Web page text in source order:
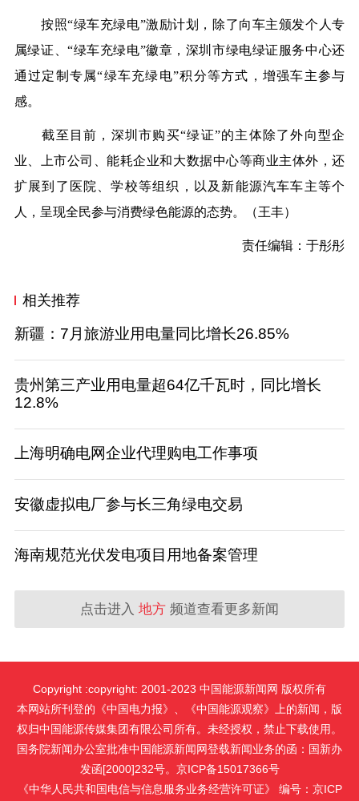
按照“绿车充绿电”激励计划，除了向车主颁发个人专
属绿证、“绿车充绿电”徽章，深圳市绿电绿证服务中心还
通过定制专属“绿车充绿电”积分等方式，增强车主参与
感。
截至目前，深圳市购买“绿证”的主体除了外向型企
业、上市公司、能耗企业和大数据中心等商业主体外，还
扩展到了医院、学校等组织，以及新能源汽车车主等个
人，呈现全民参与消费绿色能源的态势。（王丰）
责任编辑：于彤彤
相关推荐
新疆：7月旅游业用电量同比增长26.85%
贵州第三产业用电量超64亿千瓦时，同比增长
12.8%
上海明确电网企业代理购电工作事项
安徽虚拟电厂参与长三角绿电交易
海南规范光伏发电项目用地备案管理
点击进入 地方 频道查看更多新闻
Copyright :copyright: 2001-2023 中国能源新闻网 版权所有
本网站所刊登的《中国电力报》、《中国能源观察》上的新闻，版
权归中国能源传媒集团有限公司所有。未经授权，禁止下载使用。
国务院新闻办公室批准中国能源新闻网登载新闻业务的函：国新办
发函[2000]232号。京ICP备15017366号
《中华人民共和国电信与信息服务业务经营许可证》 编号：京ICP